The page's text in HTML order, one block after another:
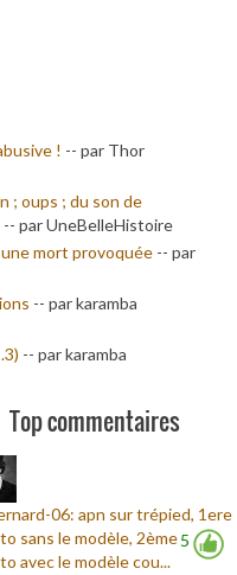
! -- par Thor
; oups ; du son de
-- par UneBelleHistoire
mort provoquée -- par
-- par karamba
-- par karamba
Top commentaires
5
06: apn sur trépied, 1ere
sans le modèle, 2ème
avec le modèle cou...